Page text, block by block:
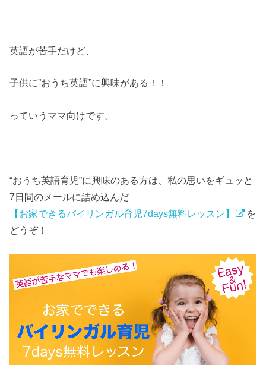
英語が苦手だけど、
子供に”おうち英語”に興味がある！！
っていうママ向けです。
“おうち英語育児”に興味のある方は、私の思いをギュッと
7日間のメールに詰め込んだ
【お家できるバイリンガル育児7days無料レッスン】
を
どうぞ！